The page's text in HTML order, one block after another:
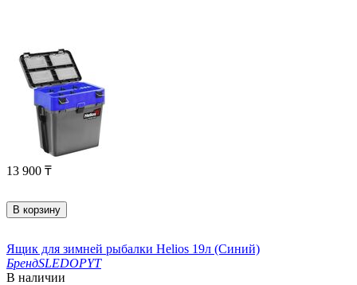
13 900 ₸
В корзину
Ящик для зимней рыбалки Helios 19л (Синий)
БрендSLEDOPYT
В наличии